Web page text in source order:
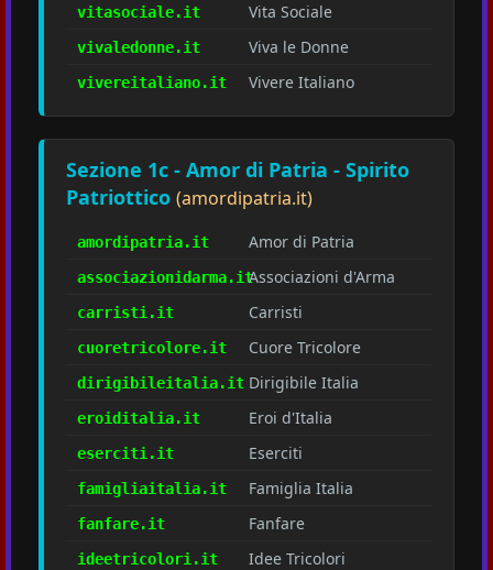
vitasociale.it Vita Sociale
vivaledonne.it Viva le Donne
vivereitaliano.it Vivere Italiano
Sezione 1c - Amor di Patria - Spirito
Patriottico (amordipatria.it)
amordipatria.it Amor di Patria
associazionidarma.itAssociazioni d'Arma
carristi.it Carristi
cuoretricolore.it Cuore Tricolore
dirigibileitalia.it Dirigibile Italia
eroiditalia.it Eroi d'Italia
eserciti.it Eserciti
famigliaitalia.it Famiglia Italia
fanfare.it Fanfare
ideetricolori.it Idee Tricolori